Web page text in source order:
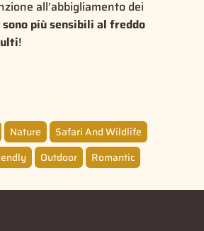
all’abbigliamento dei
sono più sensibili al freddo
!
Nature
Safari And Wildlife
Outdoor Romantic